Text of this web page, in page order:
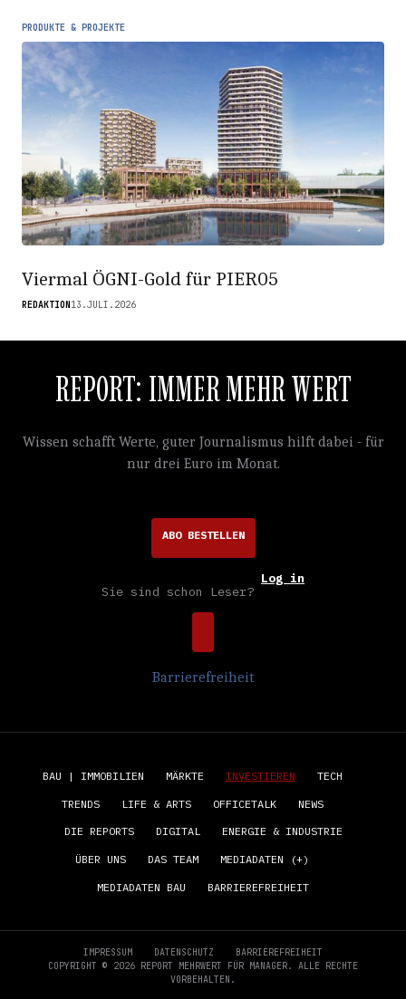
PRODUKTE & PROJEKTE
Viermal ÖGNI-Gold für PIER05
REDAKTION 13.JULI.2026
REPORT: IMMER MEHR WERT
Wissen schafft Werte, guter Journalismus hilft dabei - für
nur drei Euro im Monat.
ABO BESTELLEN
Sie sind schon Leser?
Log in
Barrierefreiheit
BAU | IMMOBILIEN MÄRKTE INVESTIEREN TECH
TRENDS LIFE & ARTS OFFICETALK NEWS
DIE REPORTS DIGITAL ENERGIE & INDUSTRIE
ÜBER UNS DAS TEAM MEDIADATEN (+)
MEDIADATEN BAU BARRIEREFREIHEIT
IMPRESSUM DATENSCHUTZ
BARRIEREFREIHEIT
COPYRIGHT © 2026 REPORT MEHRWERT FÜR MANAGER. ALLE RECHTE
VORBEHALTEN.